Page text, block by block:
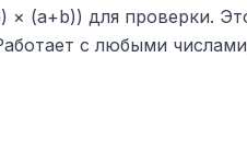
× (a+b)) для проверки.
с любыми